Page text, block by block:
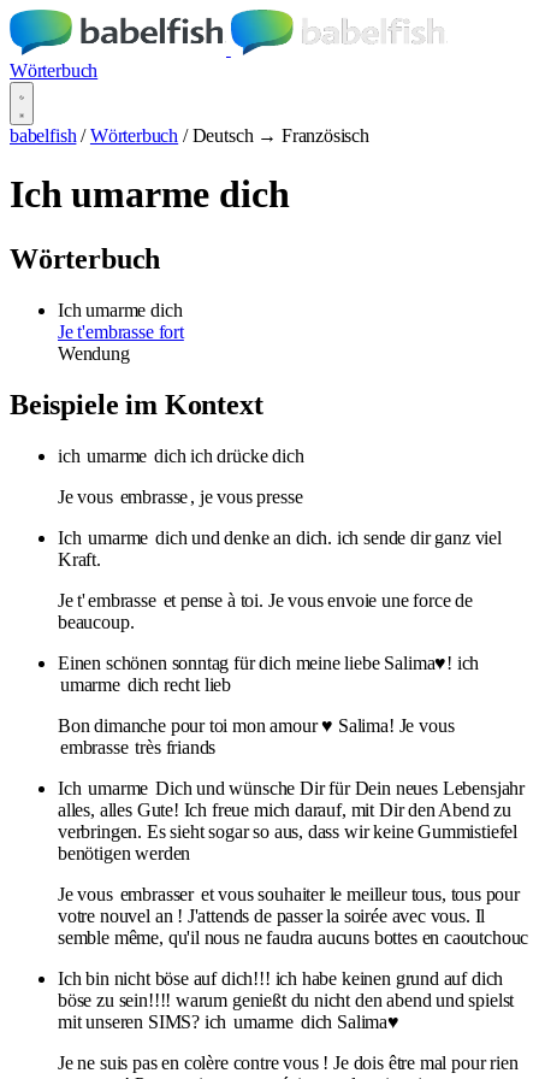
Wörterbuch
babelfish / Wörterbuch / Deutsch → Französisch
Ich umarme dich
Wörterbuch
Ich umarme dich
Je t'embrasse fort
Wendung
Beispiele im Kontext
ich umarme dich ich drücke dich
Je vous embrasse, je vous presse
Ich umarme dich und denke an dich. ich sende dir ganz viel
Kraft.
Je t'embrasse et pense à toi. Je vous envoie une force de
beaucoup.
Einen schönen sonntag für dich meine liebe Salima♥! ich
umarme dich recht lieb
Bon dimanche pour toi mon amour ♥ Salima! Je vous
embrasse très friands
Ich umarme Dich und wünsche Dir für Dein neues Lebensjahr
alles, alles Gute! Ich freue mich darauf, mit Dir den Abend zu
verbringen. Es sieht sogar so aus, dass wir keine Gummistiefel
benötigen werden
Je vous embrasser et vous souhaiter le meilleur tous, tous pour
votre nouvel an ! J'attends de passer la soirée avec vous. Il
semble même, qu'il nous ne faudra aucuns bottes en caoutchouc
Ich bin nicht böse auf dich!!! ich habe keinen grund auf dich
böse zu sein!!!! warum genießt du nicht den abend und spielst
mit unseren SIMS? ich umarme dich Salima♥
Je ne suis pas en colère contre vous ! Je dois être mal pour rien